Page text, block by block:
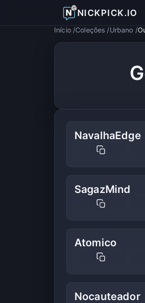
NICKPICK.IO
Início Coleções Urbano
NavalhaEdge
SagazMind
Atomico
Nocauteador